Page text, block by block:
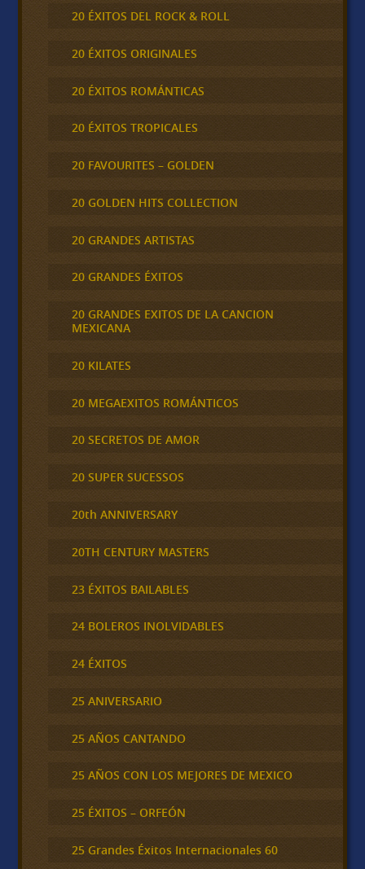
20 ÉXITOS DEL ROCK & ROLL
20 ÉXITOS ORIGINALES
20 ÉXITOS ROMÁNTICAS
20 ÉXITOS TROPICALES
20 FAVOURITES – GOLDEN
20 GOLDEN HITS COLLECTION
20 GRANDES ARTISTAS
20 GRANDES ÉXITOS
20 GRANDES EXITOS DE LA CANCION
MEXICANA
20 KILATES
20 MEGAEXITOS ROMÁNTICOS
20 SECRETOS DE AMOR
20 SUPER SUCESSOS
20th ANNIVERSARY
20TH CENTURY MASTERS
23 ÉXITOS BAILABLES
24 BOLEROS INOLVIDABLES
24 ÉXITOS
25 ANIVERSARIO
25 AÑOS CANTANDO
25 AÑOS CON LOS MEJORES DE MEXICO
25 ÉXITOS – ORFEÓN
25 Grandes Éxitos Internacionales 60